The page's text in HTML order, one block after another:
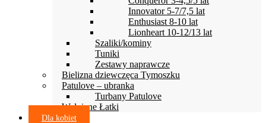
Innovator 5-7/7,5 lat
Enthusiast 8-10 lat
Lionheart 10-12/13 lat
Szaliki/kominy
Tuniki
Zestawy naprawcze
Bielizna dziewczęca Tymoszku
Patulove – ubranka
Turbany Patulove
Wełniane Łatki
Dla kobiet